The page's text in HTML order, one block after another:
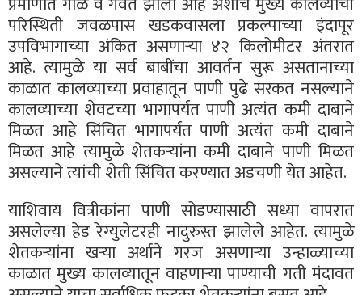
परिस्थिती जवळपास खडकवासला प्रकल्पाच्या इंदापूर
उपविभागाच्या अंकित असणाऱ्या ४२ किलोमीटर अंतरात
आहे. त्यामुळे या सर्व बाबींचा आवर्तन सुरू असतानाच्या
काळात कालव्याच्या प्रवाहातून पाणी पुढे सरकत नसल्याने
कालव्याच्या शेवटच्या भागापर्यंत पाणी अत्यंत कमी दाबाने
मिळत आहे सिंचित भागापर्यंत पाणी अत्यंत कमी दाबाने
मिळत आहे त्यामुळे शेतकऱ्यांना कमी दाबाने पाणी मिळत
असल्याने त्यांची शेती सिंचित करण्यात अडचणी येत आहेत.
याशिवाय वित्रीकांना पाणी सोडण्यासाठी सध्या वापरात
असलेल्या हेड रेग्युलेटरही नादुरुस्त झालेले आहेत. त्यामुळे
शेतकऱ्यांना खऱ्या अर्थाने गरज असणाऱ्या उन्हाळ्याच्या
काळात मुख्य कालव्यातून वाहणाऱ्या पाण्याची गती मंदावत